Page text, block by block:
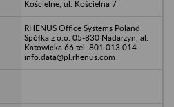
Kościelne, ul. Kościelna 7
RHENUS Office Systems Poland
Spółka z o.o. 05-830 Nadarzyn, al.
Katowicka 66 tel. 801 013 014
info.data@pl.rhenus.com